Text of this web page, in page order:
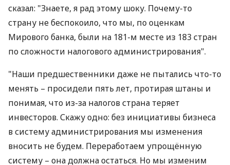
сказал: "Знаете, я рад этому шоку. Почему-то
страну не беспокоило, что мы, по оценкам
Мирового банка, были на 181-м месте из 183 стран
по сложности налогового администрирования".
"Наши предшественники даже не пытались что-то
менять – просидели пять лет, протирая штаны и
понимая, что из-за налогов страна теряет
инвесторов. Скажу одно: без инициативы бизнеса
в систему администрирования мы изменения
вносить не будем. Переработаем упрощённую
систему – она должна остаться. Но мы изменим